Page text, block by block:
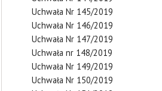
Uchwała Nr 145/2019
Uchwała Nr 146/2019
Uchwała Nr 147/2019
Uchwała nr 148/2019
Uchwała Nr 149/2019
Uchwała Nr 150/2019